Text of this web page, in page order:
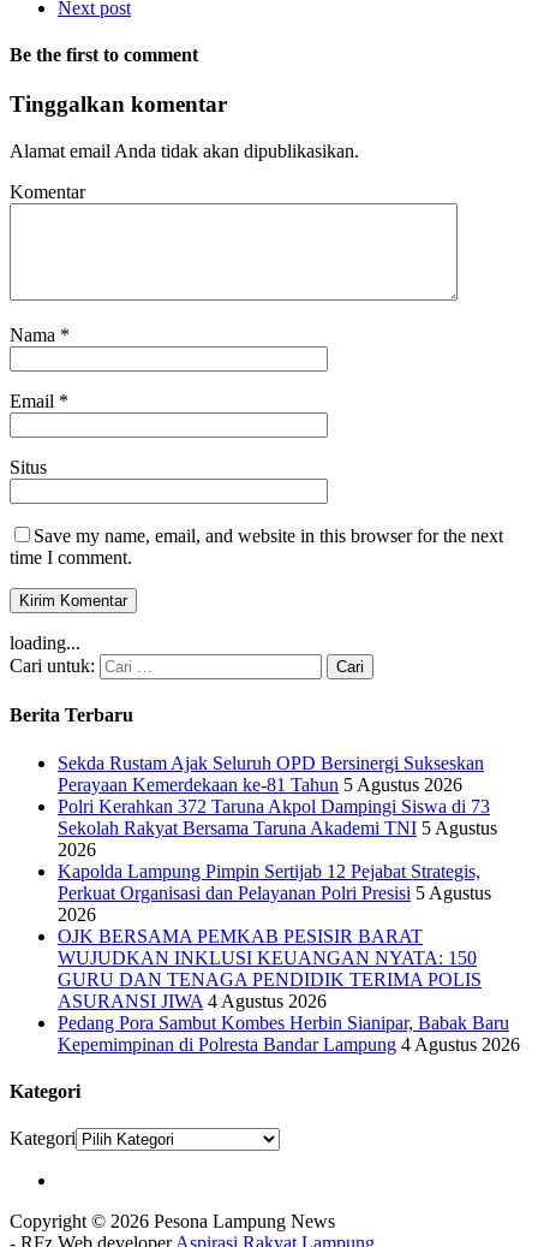
Next post
Be the first to comment
Tinggalkan komentar
Alamat email Anda tidak akan dipublikasikan.
Komentar
Nama *
Email *
Situs
Save my name, email, and website in this browser for the next
time I comment.
loading...
Cari untuk:
Berita Terbaru
Sekda Rustam Ajak Seluruh OPD Bersinergi Sukseskan
Perayaan Kemerdekaan ke-81 Tahun 5 Agustus 2026
Polri Kerahkan 372 Taruna Akpol Dampingi Siswa di 73
Sekolah Rakyat Bersama Taruna Akademi TNI 5 Agustus
2026
Kapolda Lampung Pimpin Sertijab 12 Pejabat Strategis,
Perkuat Organisasi dan Pelayanan Polri Presisi 5 Agustus
2026
OJK BERSAMA PEMKAB PESISIR BARAT
WUJUDKAN INKLUSI KEUANGAN NYATA: 150
GURU DAN TENAGA PENDIDIK TERIMA POLIS
ASURANSI JIWA 4 Agustus 2026
Pedang Pora Sambut Kombes Herbin Sianipar, Babak Baru
Kepemimpinan di Polresta Bandar Lampung 4 Agustus 2026
Kategori
Kategori
Copyright © 2026 Pesona Lampung News